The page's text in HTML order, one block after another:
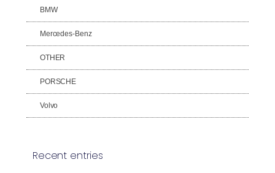
BMW
Mercedes-Benz
OTHER
PORSCHE
Volvo
Recent entries